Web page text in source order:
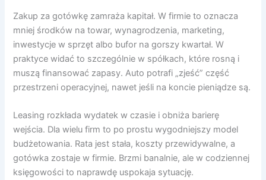
Zakup za gotówkę zamraża kapitał. W firmie to oznacza
mniej środków na towar, wynagrodzenia, marketing,
inwestycje w sprzęt albo bufor na gorszy kwartał. W
praktyce widać to szczególnie w spółkach, które rosną i
muszą finansować zapasy. Auto potrafi „zjeść” część
przestrzeni operacyjnej, nawet jeśli na koncie pieniądze są.
Leasing rozkłada wydatek w czasie i obniża barierę
wejścia. Dla wielu firm to po prostu wygodniejszy model
budżetowania. Rata jest stała, koszty przewidywalne, a
gotówka zostaje w firmie. Brzmi banalnie, ale w codziennej
księgowości to naprawdę uspokaja sytuację.